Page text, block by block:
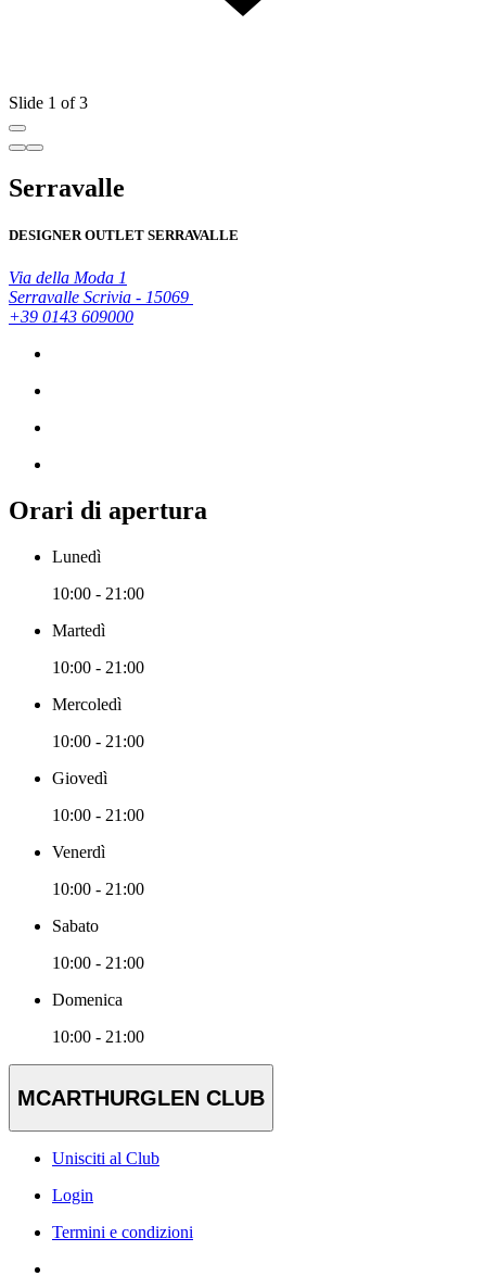
Slide 1 of 3
Serravalle
DESIGNER OUTLET SERRAVALLE
Via della Moda 1
Serravalle Scrivia - 15069
+39 0143 609000
Orari di apertura
Lunedì
10:00 - 21:00
Martedì
10:00 - 21:00
Mercoledì
10:00 - 21:00
Giovedì
10:00 - 21:00
Venerdì
10:00 - 21:00
Sabato
10:00 - 21:00
Domenica
10:00 - 21:00
MCARTHURGLEN CLUB
Unisciti al Club
Login
Termini e condizioni